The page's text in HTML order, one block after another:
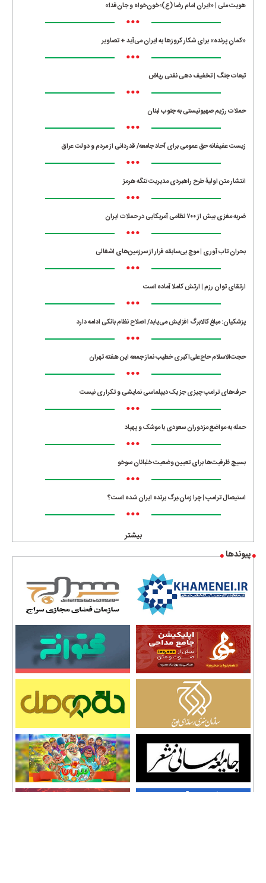
هویت ملی | «ایران امام رضا (ع)؛ خون‌خواه و جان‌فدا»
•••
«کمانِ پرنده» برای شکار کروزها به ایران می‌آید + تصاویر
•••
تبعات جنگ | تخفیف دهی نفتی ریاض
•••
حملات رژیم صهیونیستی به جنوب لبنان
•••
زیست عفیفانه حق عمومی برای آحاد جامعه/ قدردانی از مردم و دولت عراق
•••
انتشار متن اولیۀ طرح راهبردی مدیریت تنگه هرمز
•••
ضربه مغزی بیش از ۷۰۰ نظامی آمریکایی در حملات ایران
•••
بحران تاب آوری | موج بی‌سابقه فرار از سرزمین‌های اشغالی
•••
ارتقای توان رزم | ارتش کاملا آماده است
•••
پزشکیان: مبلغ کالابرگ افزایش می‌یابد/ اصلاح نظام بانکی ادامه دارد
•••
حجت‌الاسلام حاج‌علی‌اکبری خطیب نماز جمعه این هفته تهران
•••
حرف‌های ترامپ چیزی جز یک دیپلماسی نمایشی و تکراری نیست
•••
حمله به مواضع مزدوران سعودی با موشک و پهپاد
•••
بسیج ظرفیت‌ها برای تعیین وضعیت خلبانان سوخو
•••
استیصال ترامپ | چرا زمان،برگ برنده ایران شده است؟
•••
بیشتر
پیوندها